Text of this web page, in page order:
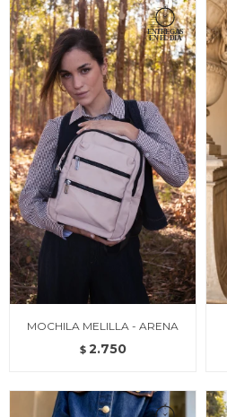
MOCHILA MELILLA - ARENA
$ 2.750